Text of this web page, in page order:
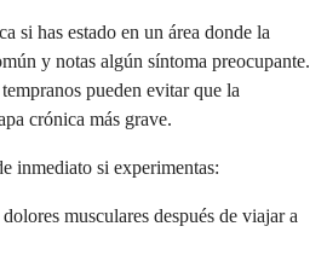
si has estado en un área donde la
y notas algún síntoma preocupante.
pueden evitar que la
crónica más grave.
inmediato si experimentas:
musculares después de viajar a